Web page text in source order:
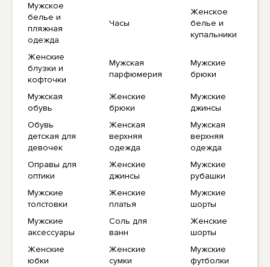
Мужское
белье и
пляжная
одежда
Часы
Женское
белье и
купальники
Женские
блузки и
кофточки
Мужская
парфюмерия
Мужские
брюки
Мужская
обувь
Женские
брюки
Мужские
джинсы
Обувь
детская для
девочек
Женская
верхняя
одежда
Мужская
верхняя
одежда
Оправы для
оптики
Женские
джинсы
Мужские
рубашки
Мужские
толстовки
Женские
платья
Мужские
шорты
Мужские
аксессуары
Соль для
ванн
Женские
шорты
Женские
юбки
Женские
сумки
Мужские
футболки